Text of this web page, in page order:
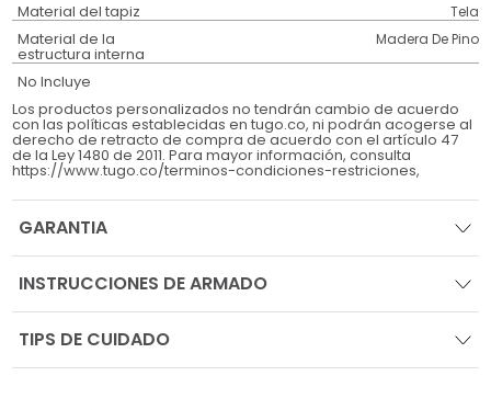
Material del tapiz Tela
Material de la
estructura interna
Madera De Pino
No Incluye
Los productos personalizados no tendrán cambio de acuerdo
con las políticas establecidas en tugo.co, ni podrán acogerse al
derecho de retracto de compra de acuerdo con el artículo 47
de la Ley 1480 de 2011. Para mayor información, consulta
https://www.tugo.co/terminos-condiciones-restriciones,
GARANTIA
INSTRUCCIONES DE ARMADO
TIPS DE CUIDADO